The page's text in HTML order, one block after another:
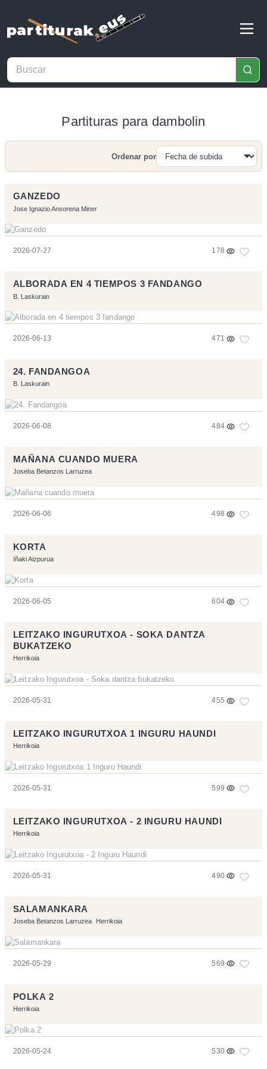
Partituras para dambolin
Buscar
Ordenar por
GANZEDO
Jose Ignazio Ansorena Miner
2026-07-27 178
ALBORADA EN 4 TIEMPOS 3 FANDANGO
B. Laskurain
2026-06-13 471
24. FANDANGOA
B. Laskurain
2026-06-08 484
MAÑANA CUANDO MUERA
Joseba Betanzos Larruzea
2026-06-06 498
KORTA
Iñaki Aizpurua
2026-06-05 604
LEITZAKO INGURUTXOA - SOKA DANTZA
BUKATZEKO
Herrikoia
2026-05-31 455
LEITZAKO INGURUTXOA 1 INGURU HAUNDI
Herrikoia
2026-05-31 599
LEITZAKO INGURUTXOA - 2 INGURU HAUNDI
Herrikoia
2026-05-31 490
SALAMANKARA
Joseba Betanzos Larruzea Herrikoia
2026-05-29 569
POLKA 2
Herrikoia
2026-05-24 530